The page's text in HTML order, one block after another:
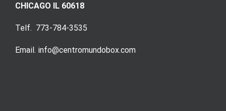
CHICAGO IL 60618
Telf. 773-784-3535
Email. info@centromundobox.com